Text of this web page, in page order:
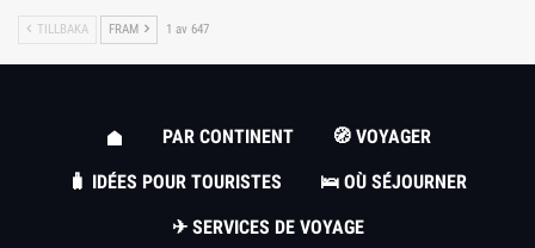
TILLBAKA FRAM 1 av 647
PAR CONTINENT
🧭 VOYAGER
🧳 IDÉES POUR TOURISTES
🛌 OÙ SÉJOURNER
✈ SERVICES DE VOYAGE